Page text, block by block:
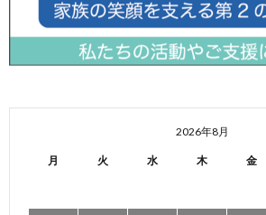
2026年8月
月 火 水 木 金